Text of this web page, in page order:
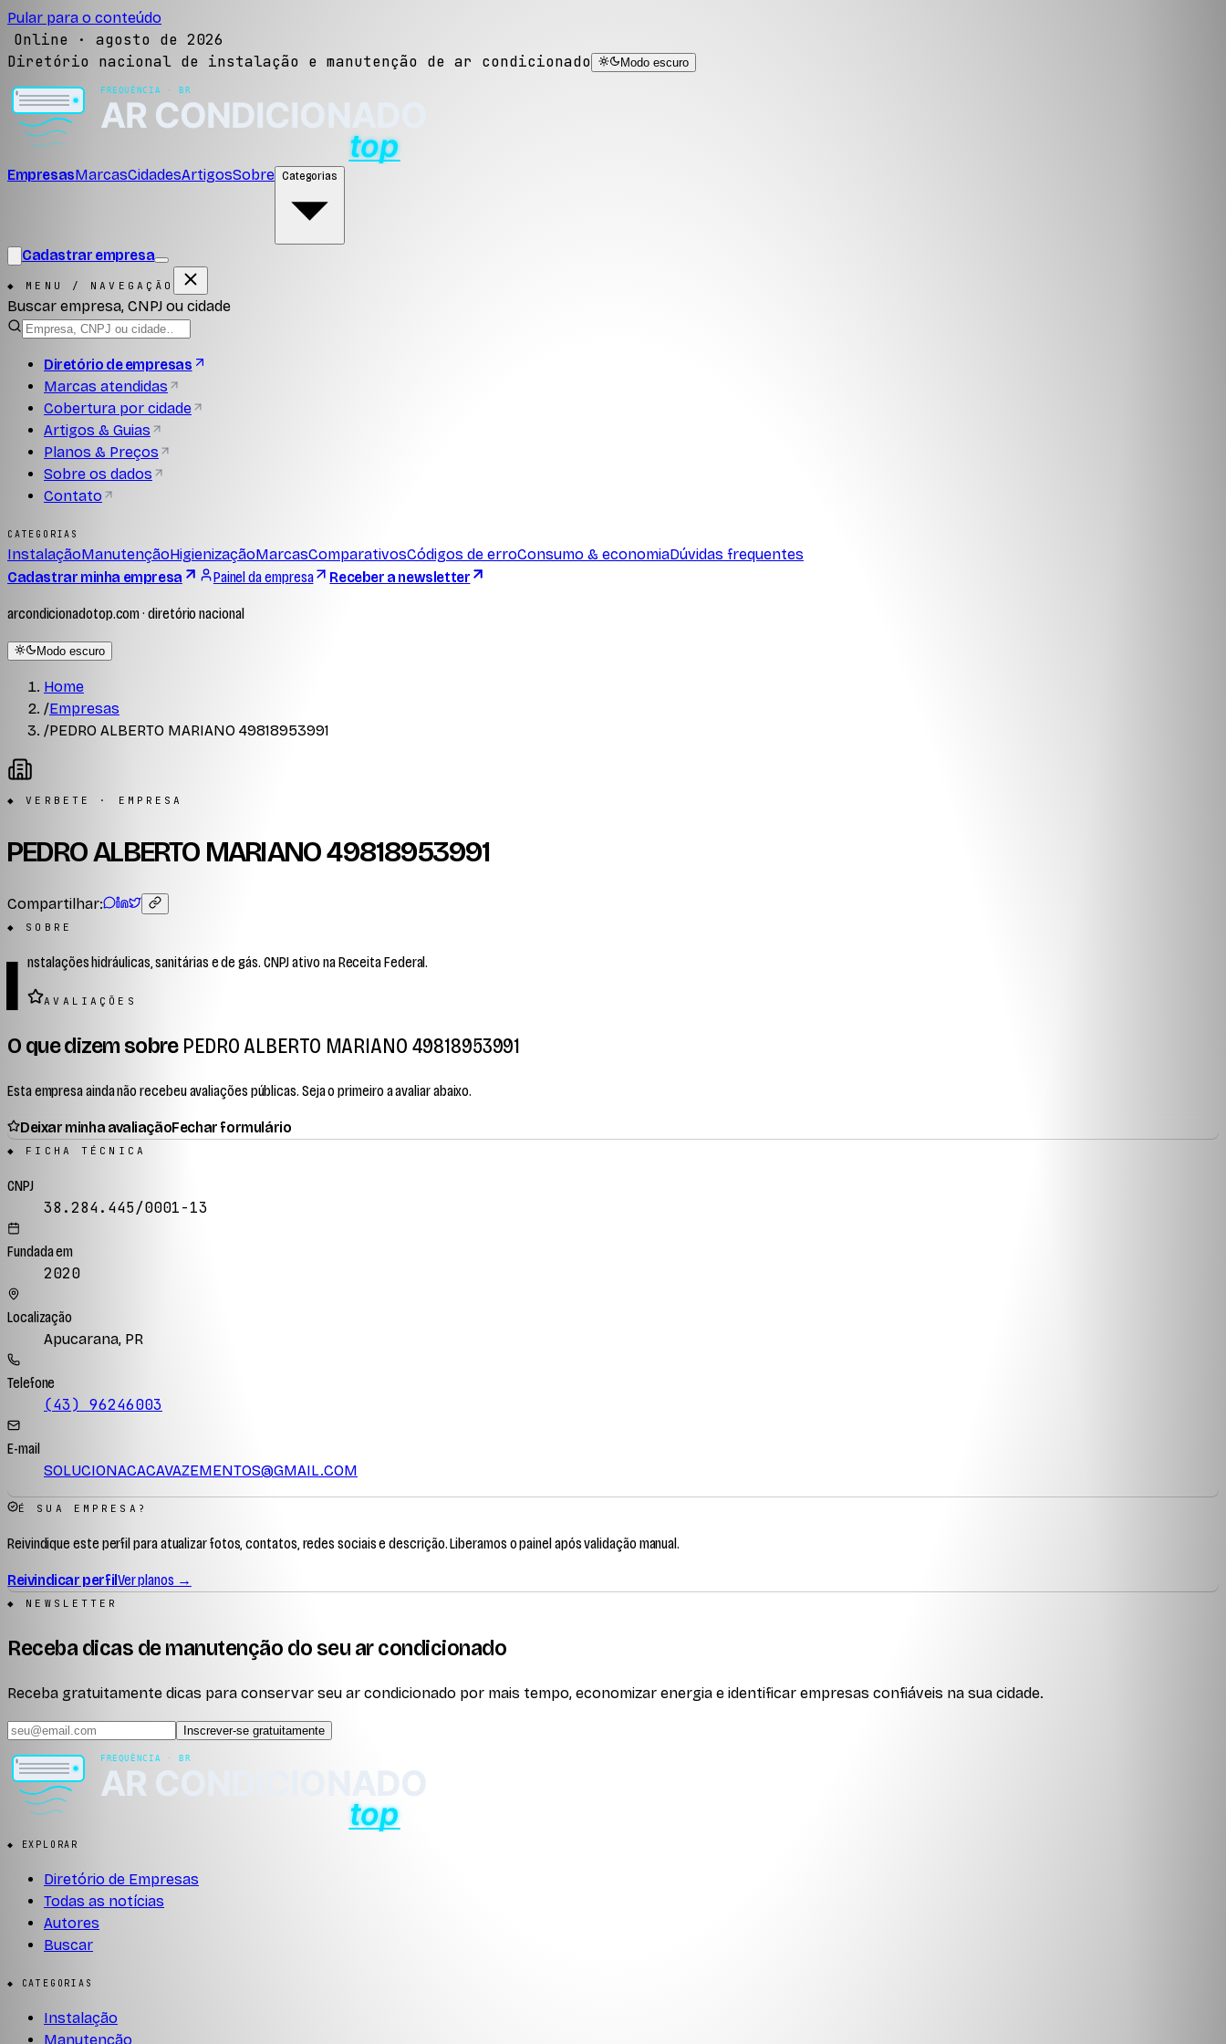
Pular para o conteúdo
Online · agosto de 2026
Diretório nacional de instalação e manutenção de ar condicionado
Modo escuro
EmpresasMarcasCidadesArtigosSobre Categorias
Cadastrar empresa
◆ MENU / NAVEGAÇÃO
Buscar empresa, CNPJ ou cidade
Diretório de empresas
Marcas atendidas
Cobertura por cidade
Artigos & Guias
Planos & Preços
Sobre os dados
Contato
CATEGORIAS
InstalaçãoManutençãoHigienizaçãoMarcasComparativosCódigos de erroConsumo & economiaDúvidas frequentes
Cadastrar minha empresa
Painel da empresa Receber a newsletter
arcondicionadotop.com · diretório nacional
Modo escuro
Home
/Empresas
/PEDRO ALBERTO MARIANO 49818953991
◆ VERBETE · EMPRESA
PEDRO ALBERTO MARIANO 49818953991
Compartilhar:
◆ SOBRE
I nstalações hidráulicas, sanitárias e de gás. CNPJ ativo na Receita Federal.
AVALIAÇÕES
O que dizem sobre PEDRO ALBERTO MARIANO 49818953991
Esta empresa ainda não recebeu avaliações públicas. Seja o primeiro a avaliar abaixo.
Deixar minha avaliaçãoFechar formulário
◆ FICHA TÉCNICA
CNPJ
38.284.445/0001-13
Fundada em
2020
Localização
Apucarana, PR
Telefone
(43) 96246003
E-mail
SOLUCIONACACAVAZEMENTOS@GMAIL.COM
É SUA EMPRESA?
Reivindique este perfil para atualizar fotos, contatos, redes sociais e descrição. Liberamos o painel após validação manual.
Reivindicar perfilVer planos →
◆ NEWSLETTER
Receba dicas de manutenção do seu ar condicionado
Receba gratuitamente dicas para conservar seu ar condicionado por mais tempo, economizar energia e identificar empresas confiáveis na sua cidade.
Inscrever-se gratuitamente
◆ EXPLORAR
Diretório de Empresas
Todas as notícias
Autores
Buscar
◆ CATEGORIAS
Instalação
Manutenção